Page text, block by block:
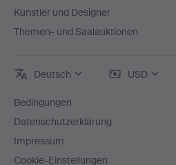
Künstler und Designer
Themen- und Saalauktionen
Deutsch USD
Bedingungen
Datenschutzerklärung
Impressum
Cookie-Einstellungen